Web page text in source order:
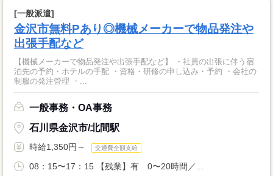
[一般派遣]
金沢市無料Pあり◎機械メーカーで物品発注や
出張手配など
【機械メーカーで物品発注や出張手配など】 ・社員の出張に伴う宿
泊先の予約・ホテルの手配 ・資格・研修の申し込み・予約 ・会社の
制服の発注管理 ・...
一般事務・OA事務
石川県金沢市/北間駅
時給1,350円～ 交通費全額支給
08：15〜17：15 【残業】有 0〜20時間／...